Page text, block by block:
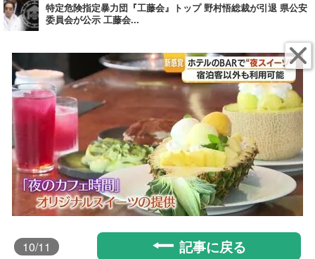
特定危険指定暴力団『工藤会』トップ 野村悟総裁が引退 県公安
委員会が公示 工藤会...
10/11 記事に戻る